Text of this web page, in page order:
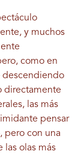
y muchos
como en
descendiendo
directamente
las más
pensar
pero con una
las olas más